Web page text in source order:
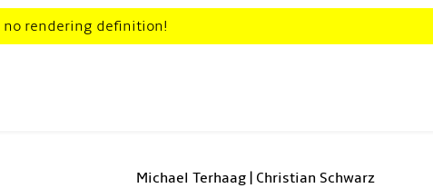
no rendering definition!
Michael Terhaag | Christian Schwarz